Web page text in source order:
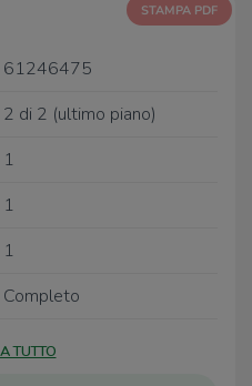
STAMPA PDF
61246475
2 di 2 (ultimo piano)
1
1
1
Completo
TUTTO